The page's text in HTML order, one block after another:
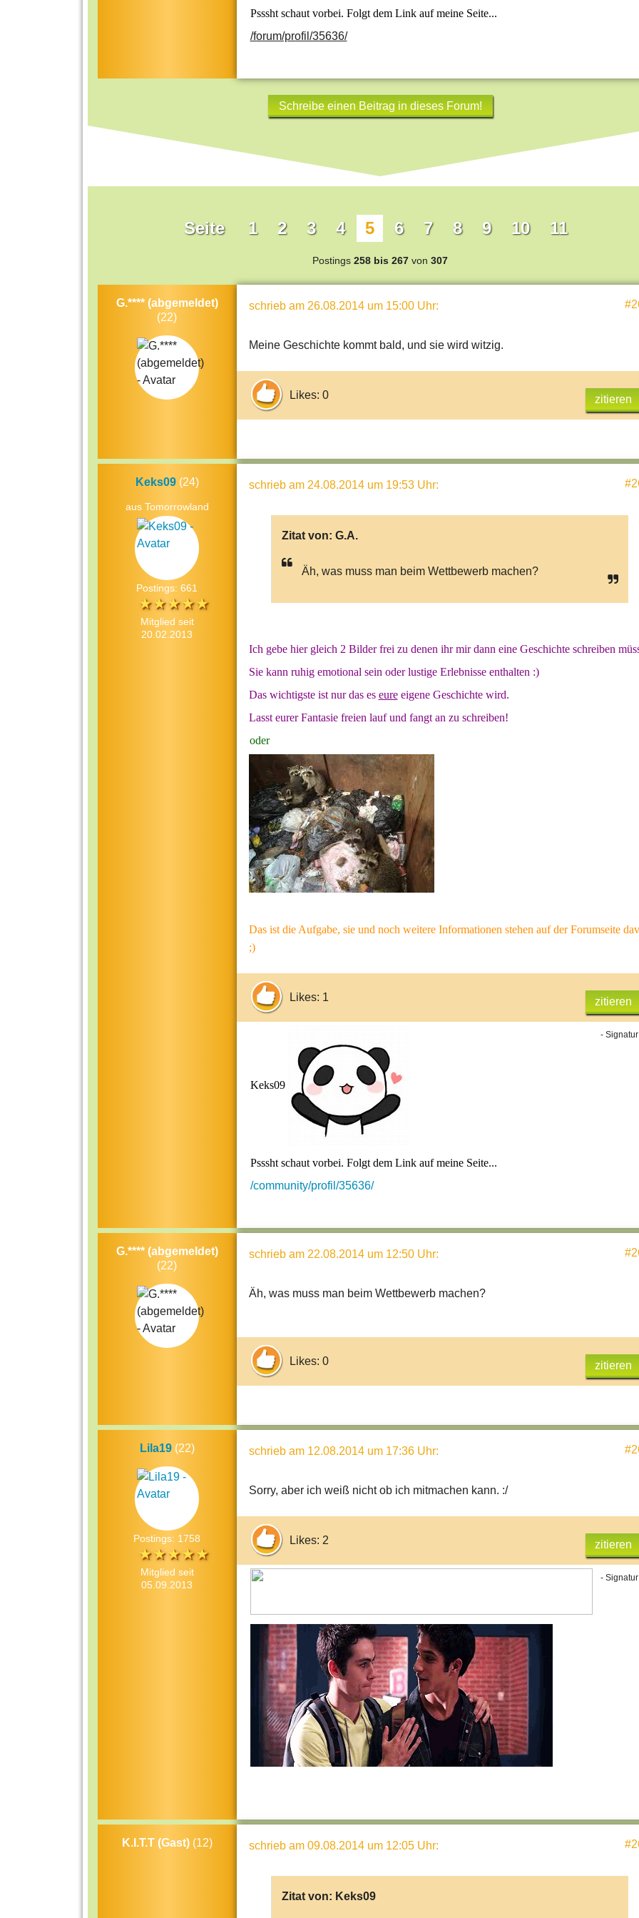
Psssht schaut vorbei. Folgt dem Link auf meine Seite...
/forum/profil/35636/
Schreibe einen Beitrag in dieses Forum!
Seite 1 2 3 4 5 6 7 8 9 10 11
Postings 258 bis 267 von 307
G.**** (abgemeldet)
(22)
schrieb am 26.08.2014 um 15:00 Uhr:
Meine Geschichte kommt bald, und sie wird witzig.
Likes: 0 zitieren
Keks09(24)
aus Tomorrowland
Postings: 661
Mitglied seit
20.02.2013
schrieb am 24.08.2014 um 19:53 Uhr:
Zitat von: G.A.
Äh, was muss man beim Wettbewerb machen?
Ich gebe hier gleich 2 Bilder frei zu denen ihr mir dann eine Geschichte schreiben
Sie kann ruhig emotional sein oder lustige Erlebnisse enthalten :)
Das wichtigste ist nur das es eureeigene Geschichte wird.
Lasst eurer Fantasie freien lauf und fangt an zu schreiben!
oder
Das ist die Aufgabe, sie und noch weitere Informationen stehen auf der Forumseite
;)
Likes: 1 zitieren
-
Keks09
Psssht schaut vorbei. Folgt dem Link auf meine Seite...
/community/profil/35636/
G.**** (abgemeldet)
(22)
schrieb am 22.08.2014 um 12:50 Uhr:
Äh, was muss man beim Wettbewerb machen?
Likes: 0 zitieren
Lila19(22)
Postings: 1758
Mitglied seit
05.09.2013
schrieb am 12.08.2014 um 17:36 Uhr:
Sorry, aber ich weiß nicht ob ich mitmachen kann. :/
Likes: 2 zitieren
-
K.I.T.T (Gast)(12) schrieb am 09.08.2014 um 12:05 Uhr:
Zitat von: Keks09